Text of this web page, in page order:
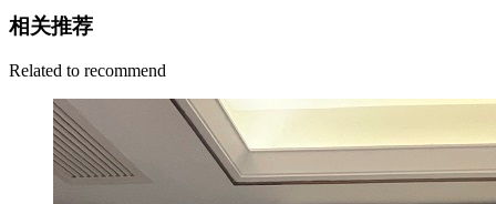
相关推荐
Related to recommend